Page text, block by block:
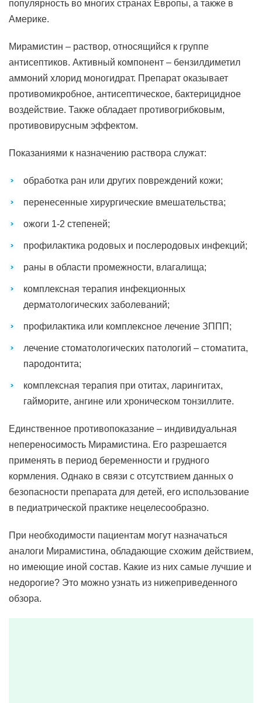
популярность во многих странах Европы, а также в
Америке.
Мирамистин – раствор, относящийся к группе
антисептиков. Активный компонент – бензилдиметил
аммоний хлорид моногидрат. Препарат оказывает
противомикробное, антисептическое, бактерицидное
воздействие. Также обладает противогрибковым,
противовирусным эффектом.
Показаниями к назначению раствора служат:
обработка ран или других повреждений кожи;
перенесенные хирургические вмешательства;
ожоги 1-2 степеней;
профилактика родовых и послеродовых инфекций;
раны в области промежности, влагалища;
комплексная терапия инфекционных
дерматологических заболеваний;
профилактика или комплексное лечение ЗППП;
лечение стоматологических патологий – стоматита,
пародонтита;
комплексная терапия при отитах, ларингитах,
гайморите, ангине или хроническом тонзиллите.
Единственное противопоказание – индивидуальная
непереносимость Мирамистина. Его разрешается
применять в период беременности и грудного
кормления. Однако в связи с отсутствием данных о
безопасности препарата для детей, его использование
в педиатрической практике нецелесообразно.
При необходимости пациентам могут назначаться
аналоги Мирамистина, обладающие схожим действием,
но имеющие иной состав. Какие из них самые лучшие и
недорогие? Это можно узнать из нижеприведенного
обзора.